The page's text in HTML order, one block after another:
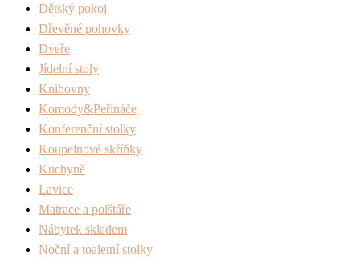
Dětský pokoj
Dřevěné pohovky
Dveře
Jídelní stoly
Knihovny
Komody&Peřináče
Konferenční stolky
Koupelnové skříňky
Kuchyně
Lavice
Matrace a polštáře
Nábytek skladem
Noční a toaletní stolky